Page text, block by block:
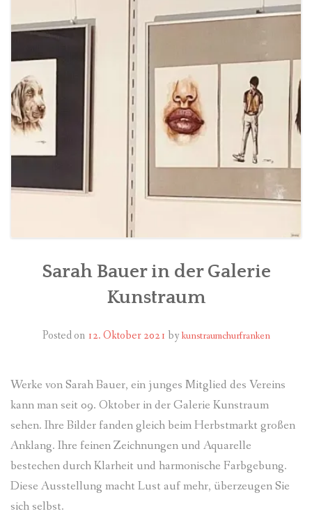
FÜR MITGLIEDER
IMPRESSUM
Sarah Bauer in der Galerie
Kunstraum
Posted on 12. Oktober 2021 bykunstraumchurfranken
Werke von Sarah Bauer, ein junges Mitglied des Vereins
kann man seit 09. Oktober in der Galerie Kunstraum
sehen. Ihre Bilder fanden gleich beim Herbstmarkt großen
Anklang. Ihre feinen Zeichnungen und Aquarelle
bestechen durch Klarheit und harmonische Farbgebung.
Diese Ausstellung macht Lust auf mehr, überzeugen Sie
sich selbst.